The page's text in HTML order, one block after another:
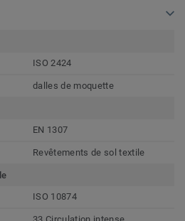
ISO 2424
dalles de moquette
EN 1307
Revêtements de sol textile
ISO 10874